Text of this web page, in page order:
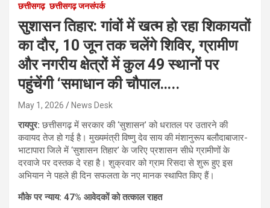
छत्तीसगढ़ छत्तीसगढ़ जनसंपर्क
​सुशासन तिहार: गांवों में खत्म हो रहा शिकायतों
का दौर, 10 जून तक चलेंगे शिविर, ग्रामीण
और नगरीय क्षेत्रों में कुल 49 स्थानों पर
पहुंचेंगी ‘समाधान की चौपाल…..
May 1, 2026 News Desk
रायपुर: छत्तीसगढ़ में सरकार की ‘सुशासन’ को धरातल पर उतारने की
कवायद तेज हो गई है। मुख्यमंत्री विष्णु देव साय की मंशानुरूप बलौदाबाजार-
भाटापारा जिले में ‘सुशासन तिहार’ के जरिए प्रशासन सीधे ग्रामीणों के
दरवाजे पर दस्तक दे रहा है। शुक्रवार को ग्राम रिसदा से शुरू हुए इस
अभियान ने पहले ही दिन सफलता के नए मानक स्थापित किए हैं।
​मौके पर न्याय: 47% आवेदकों को तत्काल राहत